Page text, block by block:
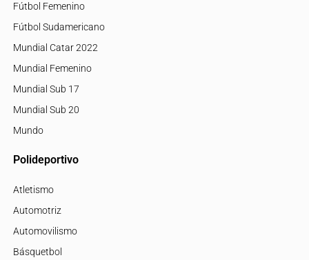
Fútbol Femenino
Fútbol Sudamericano
Mundial Catar 2022
Mundial Femenino
Mundial Sub 17
Mundial Sub 20
Mundo
Polideportivo
Atletismo
Automotriz
Automovilismo
Básquetbol